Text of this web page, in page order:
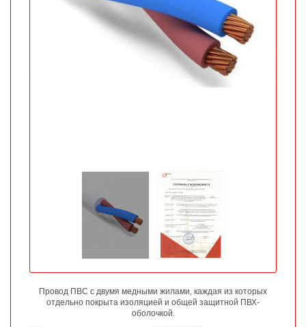
Провод ПВС с двумя медными жилами, каждая из которых
отдельно покрыта изоляцией и общей защитной ПВХ-
оболочкой.